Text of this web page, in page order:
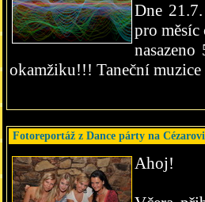
Dne
pro měsíc
okamžiku!!! Taneční muzice
Fotoreportáž z Dance párty na Cézarovi
Ahoj!